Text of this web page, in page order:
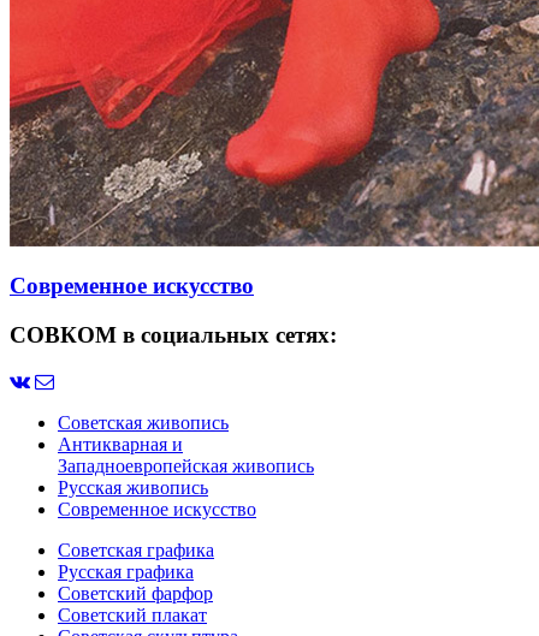
Современное искусство
СОВКОМ в социальных сетях:
Советская живопись
Антикварная и
Западноевропейская живопись
Русская живопись
Современное искусство
Советская графика
Русская графика
Советский фарфор
Советский плакат